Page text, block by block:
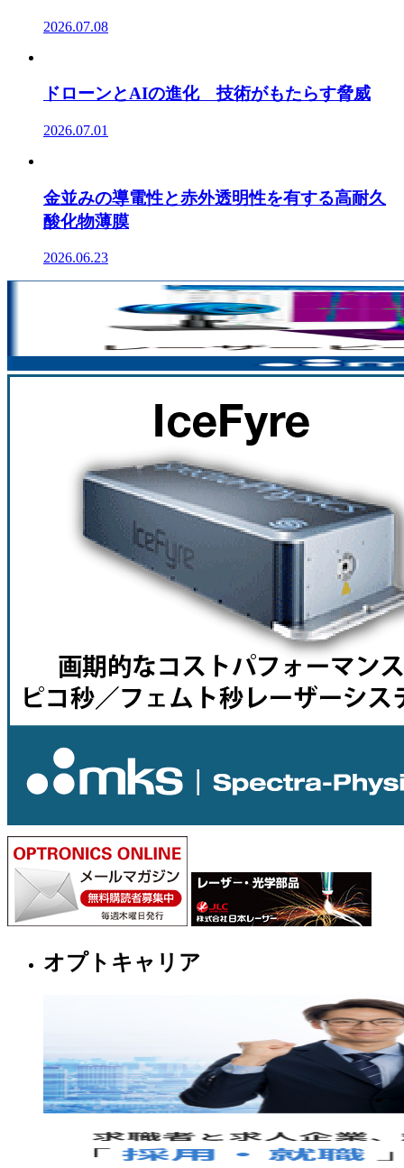
2026.07.08
ドローンとAIの進化 技術がもたらす脅威
2026.07.01
金並みの導電性と赤外透明性を有する高耐久
酸化物薄膜
2026.06.23
オプトキャリア